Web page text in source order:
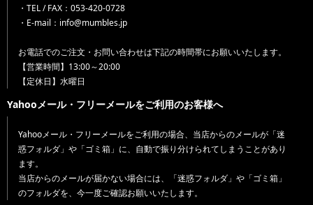
・TEL / FAX：053-420-0728
・E-mail：info@mumbles.jp
お電話でのご注文・お問い合わせは下記の時間帯にお願いいたします。
【営業時間】13:00～20:00
【定休日】水曜日
Yahooメール・フリーメールをご利用のお客様へ
Yahooメール・フリーメールをご利用の場合、当店からのメールが「迷
惑フォルダ」や「ゴミ箱」に、自動で振り分けられてしまうことがあり
ます。
当店からのメールが届かない場合には、「迷惑フォルダ」や「ゴミ箱」
のフォルダを、今一度ご確認お願いいたします。